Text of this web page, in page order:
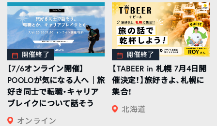
開催終了
【7/6オンライン開催】
POOLOが気になる人へ｜旅
好き同士で転職・キャリア
ブレイクについて話そう
オンライン
開催終了
【TABEER in 札幌 7月4日開
催決定！】旅好きよ、札幌に
集合！
北海道